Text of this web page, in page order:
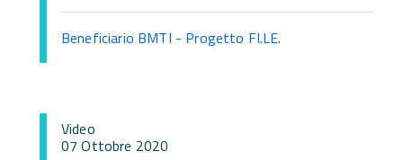
Beneficiario BMTI - Progetto FI.LE.
Video
07 Ottobre 2020